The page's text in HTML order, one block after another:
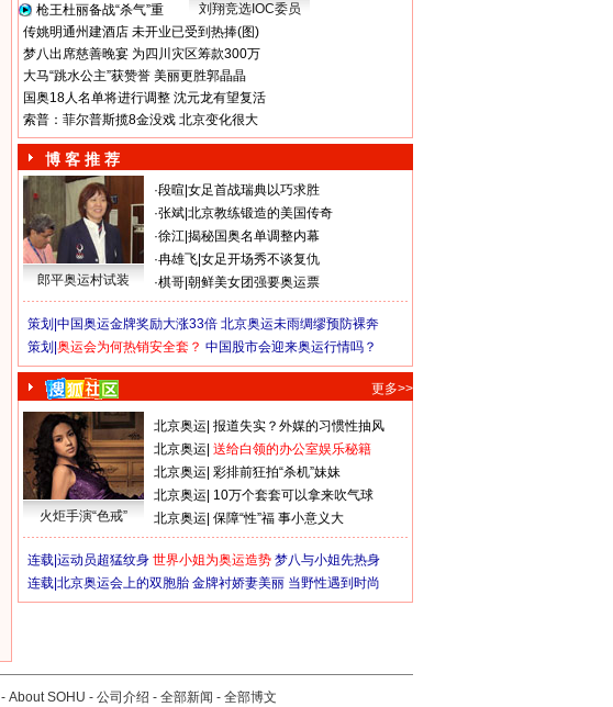
枪王杜丽备战“杀气”重
刘翔竞选IOC委员
传姚明通州建酒店 未开业已受到热捧(图)
梦八出席慈善晚宴 为四川灾区筹款300万
大马“跳水公主”获赞誉 美丽更胜郭晶晶
国奥18人名单将进行调整 沈元龙有望复活
索普：菲尔普斯揽8金没戏 北京变化很大
博 客 推 荐
郎平奥运村试装
·段暄 女足首战瑞典以巧求胜
·张斌 北京教练锻造的美国传奇
·徐江 揭秘国奥名单调整内幕
·冉雄飞 女足开场秀不谈复仇
·棋哥 朝鲜美女团强要奥运票
策划| 中国奥运金牌奖励大涨33倍 北京奥运未雨绸缪预防裸奔
策划| 奥运会为何热销安全套？ 中国股市会迎来奥运行情吗？
更多>>
火炬手演“色戒”
北京奥运 报道失实？外媒的习惯性抽风
北京奥运 送给白领的办公室娱乐秘籍
北京奥运 彩排前狂拍“杀机”妹妹
北京奥运 10万个套套可以拿来吹气球
北京奥运 保障“性”福 事小意义大
连载| 运动员超猛纹身 世界小姐为奥运造势 梦八与小姐先热身
连载| 北京奥运会上的双胞胎 金牌衬娇妻美丽 当野性遇到时尚
- About SOHU - 公司介绍 - 全部新闻 - 全部博文